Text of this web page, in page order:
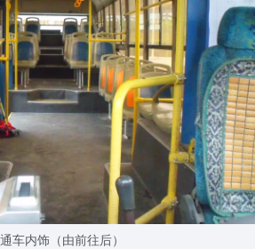
车内饰（由前往后）